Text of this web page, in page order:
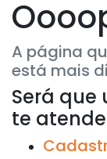
A página
está mais
Será que
te